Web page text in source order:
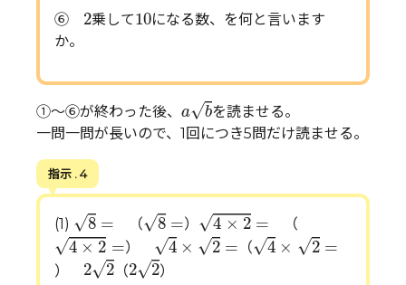
⑥ 2
2乗して10
10になる数、を何と言います
か。
①～⑥が終わった後、 a√b
b
を読ませる。
一問一問が長いので、1回につき5問だけ読ませる。
指示 . 4
(1) √8 =
=
（√8 =
=
） √4 × 2 =
4×2=
（
√4 × 2 =
4×2=
） √4 × √2 =
4×2=
（√4 × √2 =
4×2
） 2√2
2 2
（2√2
2
）